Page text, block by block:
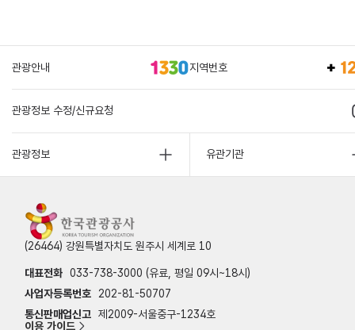
관광안내 지역번호
관광정보 수정/신규요청
관광정보 유관기관
(26464) 강원특별자치도 원주시 세계로 10
대표전화 033-738-3000 (유료, 평일 09시~18시)
사업자등록번호
202-81-50707
통신판매업신고 제2009-서울중구-1234호
이용 가이드